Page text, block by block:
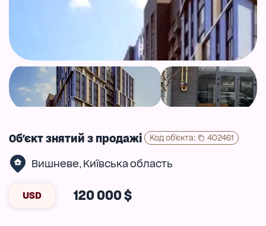
Об'єкт знятий з продажі Код об'єкта: 402461
Вишневе, Київська область
USD 120 000 $